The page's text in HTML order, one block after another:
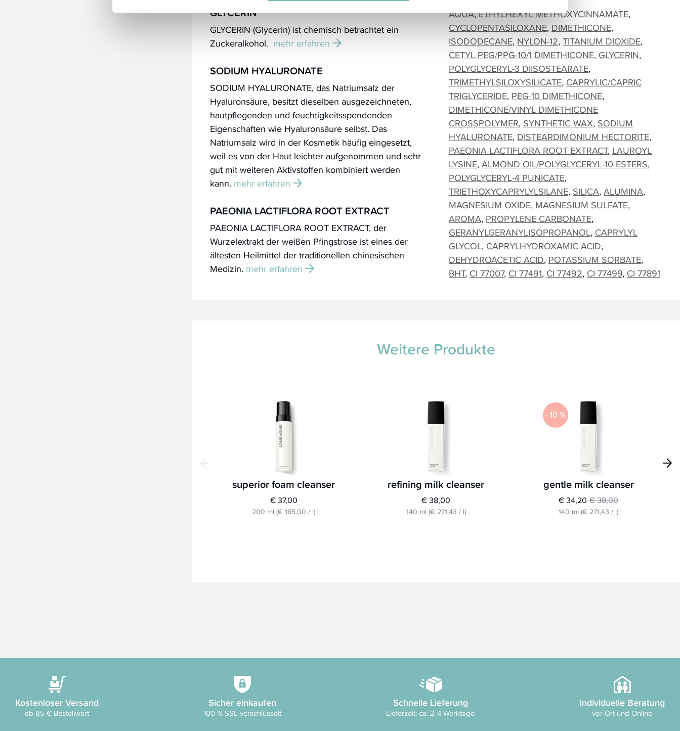
GLYCERIN
GLYCERIN (Glycerin) ist chemisch betrachtet ein
Zuckeralkohol. mehr erfahren
SODIUM HYALURONATE
SODIUM HYALURONATE, das Natriumsalz der
Hyaluronsäure, besitzt dieselben ausgezeichneten,
hautpflegenden und feuchtigkeitsspendenden
Eigenschaften wie Hyaluronsäure selbst. Das
Natriumsalz wird in der Kosmetik häufig eingesetzt,
weil es von der Haut leichter aufgenommen und sehr
gut mit weiteren Aktivstoffen kombiniert werden
kann. mehr erfahren
PAEONIA LACTIFLORA ROOT EXTRACT
PAEONIA LACTIFLORA ROOT EXTRACT, der
Wurzelextrakt der weißen Pfingstrose ist eines der
ältesten Heilmittel der traditionellen chinesischen
Medizin. mehr erfahren
AQUA ETHYLHEXYL METHOXYCINNAMATE
CYCLOPENTASILOXANE DIMETHICONE
ISODODECANE NYLON-12 TITANIUM DIOXIDE
CETYL PEG/PPG-10/1 DIMETHICONE GLYCERIN
POLYGLYCERYL-3 DIISOSTEARATE
TRIMETHYLSILOXYSILICATE CAPRYLIC/CAPRIC
TRIGLYCERIDE PEG-10 DIMETHICONE
DIMETHICONE/VINYL DIMETHICONE
CROSSPOLYMER SYNTHETIC WAX SODIUM
HYALURONATE DISTEARDIMONIUM HECTORITE
PAEONIA LACTIFLORA ROOT EXTRACT LAUROYL
LYSINE ALMOND OIL/POLYGLYCERYL-10 ESTERS
POLYGLYCERYL-4 PUNICATE
TRIETHOXYCAPRYLYLSILANE SILICA ALUMINA
MAGNESIUM OXIDE MAGNESIUM SULFATE
AROMA PROPYLENE CARBONATE
GERANYLGERANYLISOPROPANOL CAPRYLYL
GLYCOL CAPRYLHYDROXAMIC ACID
DEHYDROACETIC ACID POTASSIUM SORBATE
BHT CI 77007 CI 77491 CI 77492 CI 77499 CI 77891
Weitere Produkte
superior foam cleanser
€ 37,00
200 ml (€ 185,00 / l)
refining milk cleanser
€ 38,00
140 ml (€ 271,43 / l)
gentle milk cleanser
-10 %
€ 34,20 € 38,00
140 ml (€ 271,43 / l)
Kostenloser Versand
ab 85 € Bestellwert
Sicher einkaufen
100 % SSL verschlüsselt
Schnelle Lieferung
Lieferzeit: ca. 2-4 Werktage
Individuelle Beratung
vor Ort und Online